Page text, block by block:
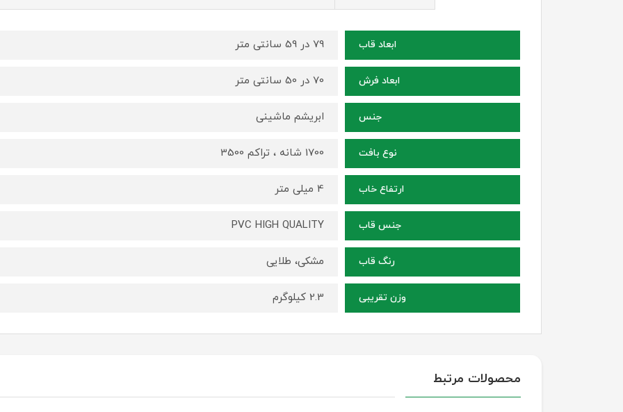
ابعاد قاب 79 در 59 سانتی متر
ابعاد فرش 70 در 50 سانتی متر
جنس ابریشم ماشینی
نوع بافت 1700 شانه ، تراکم 3500
ارتفاع خاب 4 میلی متر
جنس قاب PVC HIGH QUALITY
رنگ قاب مشکی، طلایی
وزن تقریبی 2.3 کیلوگرم
محصولات مرتبط